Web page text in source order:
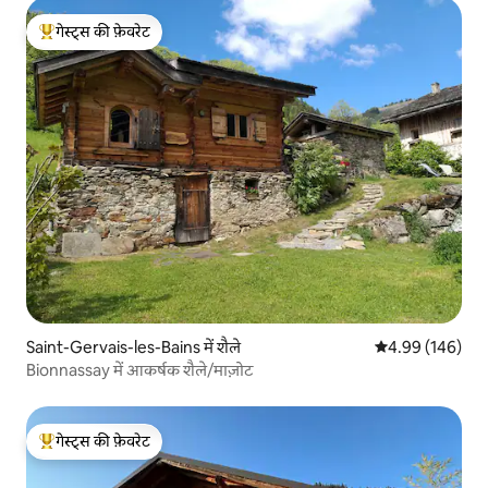
गेस्ट्स का टॉप फ़ेवरेट
गेस्ट्स की फ़ेवरेट
Saint-Gervais-les-Bains में शैले औसत रेटिंग 5 में से
4.99 (146)
Bionnassay में आकर्षक शैले/माज़ोट
गेस्ट्स का टॉप फ़ेवरेट
गेस्ट्स की फ़ेवरेट